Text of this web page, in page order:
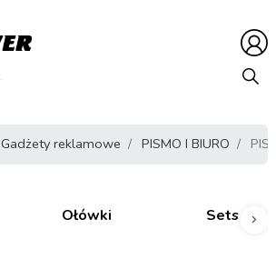
Gadżety reklamowe PISMO I BIURO
Ołówki Sets